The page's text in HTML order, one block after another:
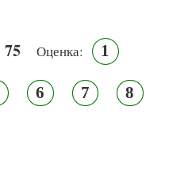
75 Оценка: 1
6 7 8